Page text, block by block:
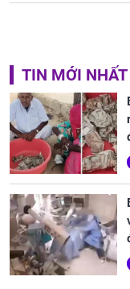
TIN MỚI NHẤT